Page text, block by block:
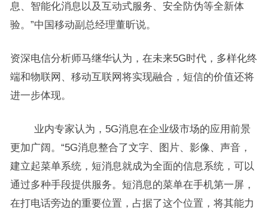
息、智能化消息以及互动式服务、安全防伪等全新体
验。”中国移动副总经理董昕说。
资深电信分析师马继华认为，在未来5G时代，多样化终
端和物联网、移动互联网将实现融合，短信的价值还将
进一步体现。
业内专家认为，5G消息在企业级市场的应用前景
更加广阔。“5G消息整合了文字、图片、影像、声音，
建立起菜单系统，短消息就成为全面的信息系统，可以
通过多种手段提供服务。短消息的菜单在手机第一屏，
在打电话旁边的重要位置，占据了这个位置，将其能力